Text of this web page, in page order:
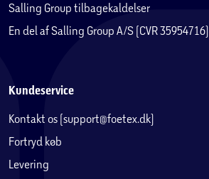
Salling Group tilbagekaldelser
En del af Salling Group A/S (CVR 35954716)
Kundeservice
Kontakt os (support@foetex.dk)
Fortryd køb
Levering